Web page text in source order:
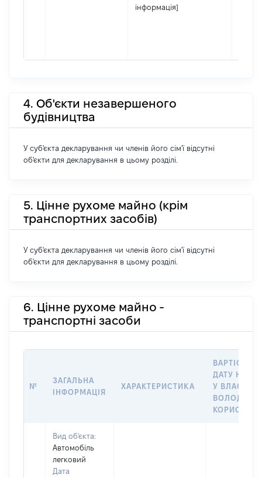
інформація]
4. Об'єкти незавершеного
будівництва
У суб'єкта декларування чи членів його сім'ї відсутні
об'єкти для декларування в цьому розділі.
5. Цінне рухоме майно (крім
транспортних засобів)
У суб'єкта декларування чи членів його сім'ї відсутні
об'єкти для декларування в цьому розділі.
6. Цінне рухоме майно -
транспортні засоби
№
ЗАГАЛЬНА
ІНФОРМАЦІЯ
ХАРАКТЕРИСТИКА
ВАРТІСТЬ
ДАТУ
У
Вид об'єкта:
Автомобіль
легковий
Дата